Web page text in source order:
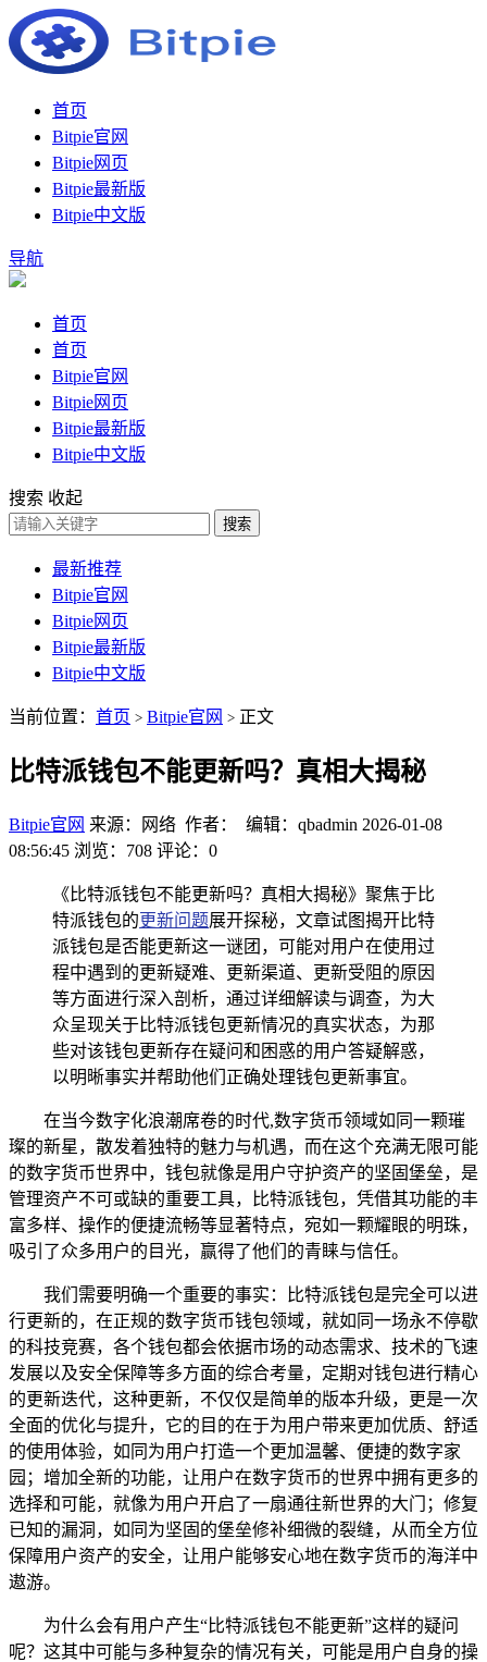
首页
Bitpie官网
Bitpie网页
Bitpie最新版
Bitpie中文版
导航
首页
首页
Bitpie官网
Bitpie网页
Bitpie最新版
Bitpie中文版
搜索 收起
搜索
最新推荐
Bitpie官网
Bitpie网页
Bitpie最新版
Bitpie中文版
当前位置： 首页 > Bitpie官网 > 正文
比特派钱包不能更新吗？真相大揭秘
Bitpie官网 来源：网络 作者： 编辑：qbadmin 2026-01-08
08:56:45 浏览：708 评论：0
《比特派钱包不能更新吗？真相大揭秘》聚焦于比
特派钱包的更新问题展开探秘，文章试图揭开比特
派钱包是否能更新这一谜团，可能对用户在使用过
程中遇到的更新疑难、更新渠道、更新受阻的原因
等方面进行深入剖析，通过详细解读与调查，为大
众呈现关于比特派钱包更新情况的真实状态，为那
些对该钱包更新存在疑问和困惑的用户答疑解惑，
以明晰事实并帮助他们正确处理钱包更新事宜。
在当今数字化浪潮席卷的时代,数字货币领域如同一颗璀
璨的新星，散发着独特的魅力与机遇，而在这个充满无限可能
的数字货币世界中，钱包就像是用户守护资产的坚固堡垒，是
管理资产不可或缺的重要工具，比特派钱包，凭借其功能的丰
富多样、操作的便捷流畅等显著特点，宛如一颗耀眼的明珠，
吸引了众多用户的目光，赢得了他们的青睐与信任。
我们需要明确一个重要的事实：比特派钱包是完全可以进
行更新的，在正规的数字货币钱包领域，就如同一场永不停歇
的科技竞赛，各个钱包都会依据市场的动态需求、技术的飞速
发展以及安全保障等多方面的综合考量，定期对钱包进行精心
的更新迭代，这种更新，不仅仅是简单的版本升级，更是一次
全面的优化与提升，它的目的在于为用户带来更加优质、舒适
的使用体验，如同为用户打造一个更加温馨、便捷的数字家
园；增加全新的功能，让用户在数字货币的世界中拥有更多的
选择和可能，就像为用户开启了一扇通往新世界的大门；修复
已知的漏洞，如同为坚固的堡垒修补细微的裂缝，从而全方位
保障用户资产的安全，让用户能够安心地在数字货币的海洋中
遨游。
为什么会有用户产生“比特派钱包不能更新”这样的疑问
呢？这其中可能与多种复杂的情况有关，可能是用户自身的操